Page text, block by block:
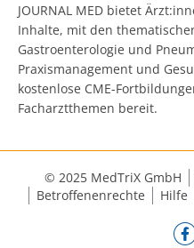
JOURNAL MED bietet
Inhalte, mit den
Gastroenterologie und
Praxismanagement und
kostenlose CME-
Facharztthemen bereit.
© 2025 MedTriX GmbH
Betroffenenrechte
Hilfe